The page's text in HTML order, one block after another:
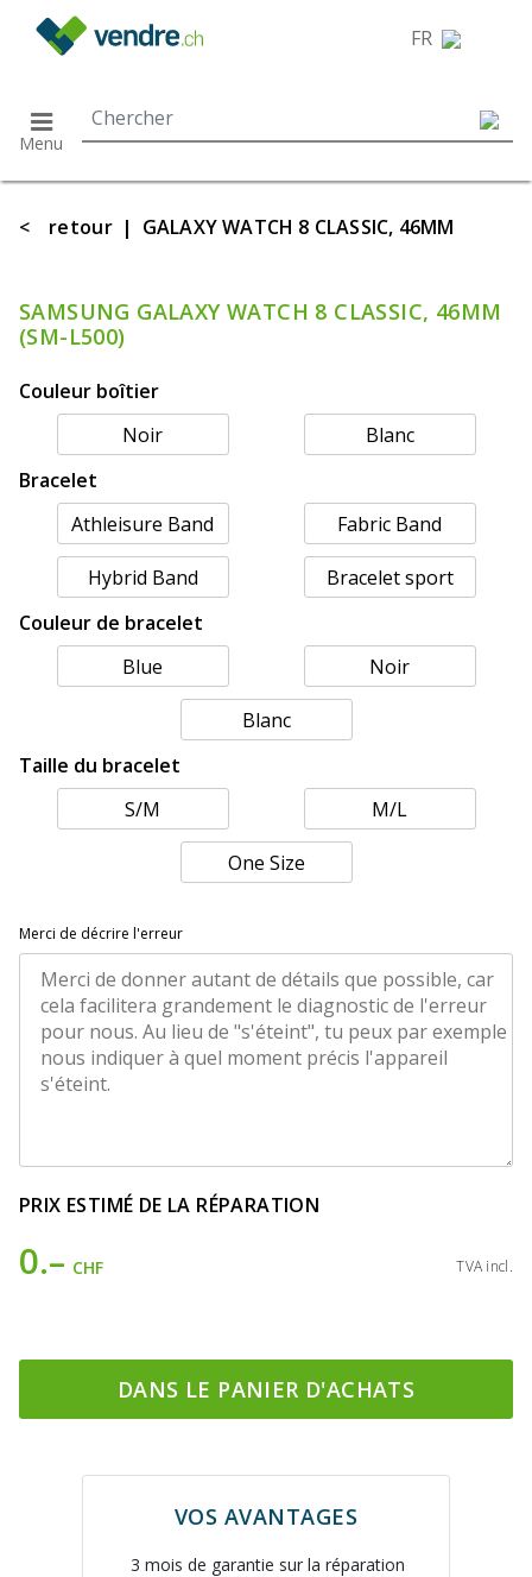
FR
Menu
< retour | GALAXY WATCH 8 CLASSIC, 46MM
SAMSUNG GALAXY WATCH 8 CLASSIC, 46MM
(SM-L500)
Couleur boîtier
Noir
Blanc
Bracelet
Athleisure Band
Fabric Band
Hybrid Band
Bracelet sport
Couleur de bracelet
Blue
Noir
Blanc
Taille du bracelet
S/M
M/L
One Size
Merci de décrire l'erreur
PRIX ESTIMÉ DE LA RÉPARATION
0.– CHF TVA incl.
DANS LE PANIER D'ACHATS
VOS AVANTAGES
3 mois de garantie sur la réparation